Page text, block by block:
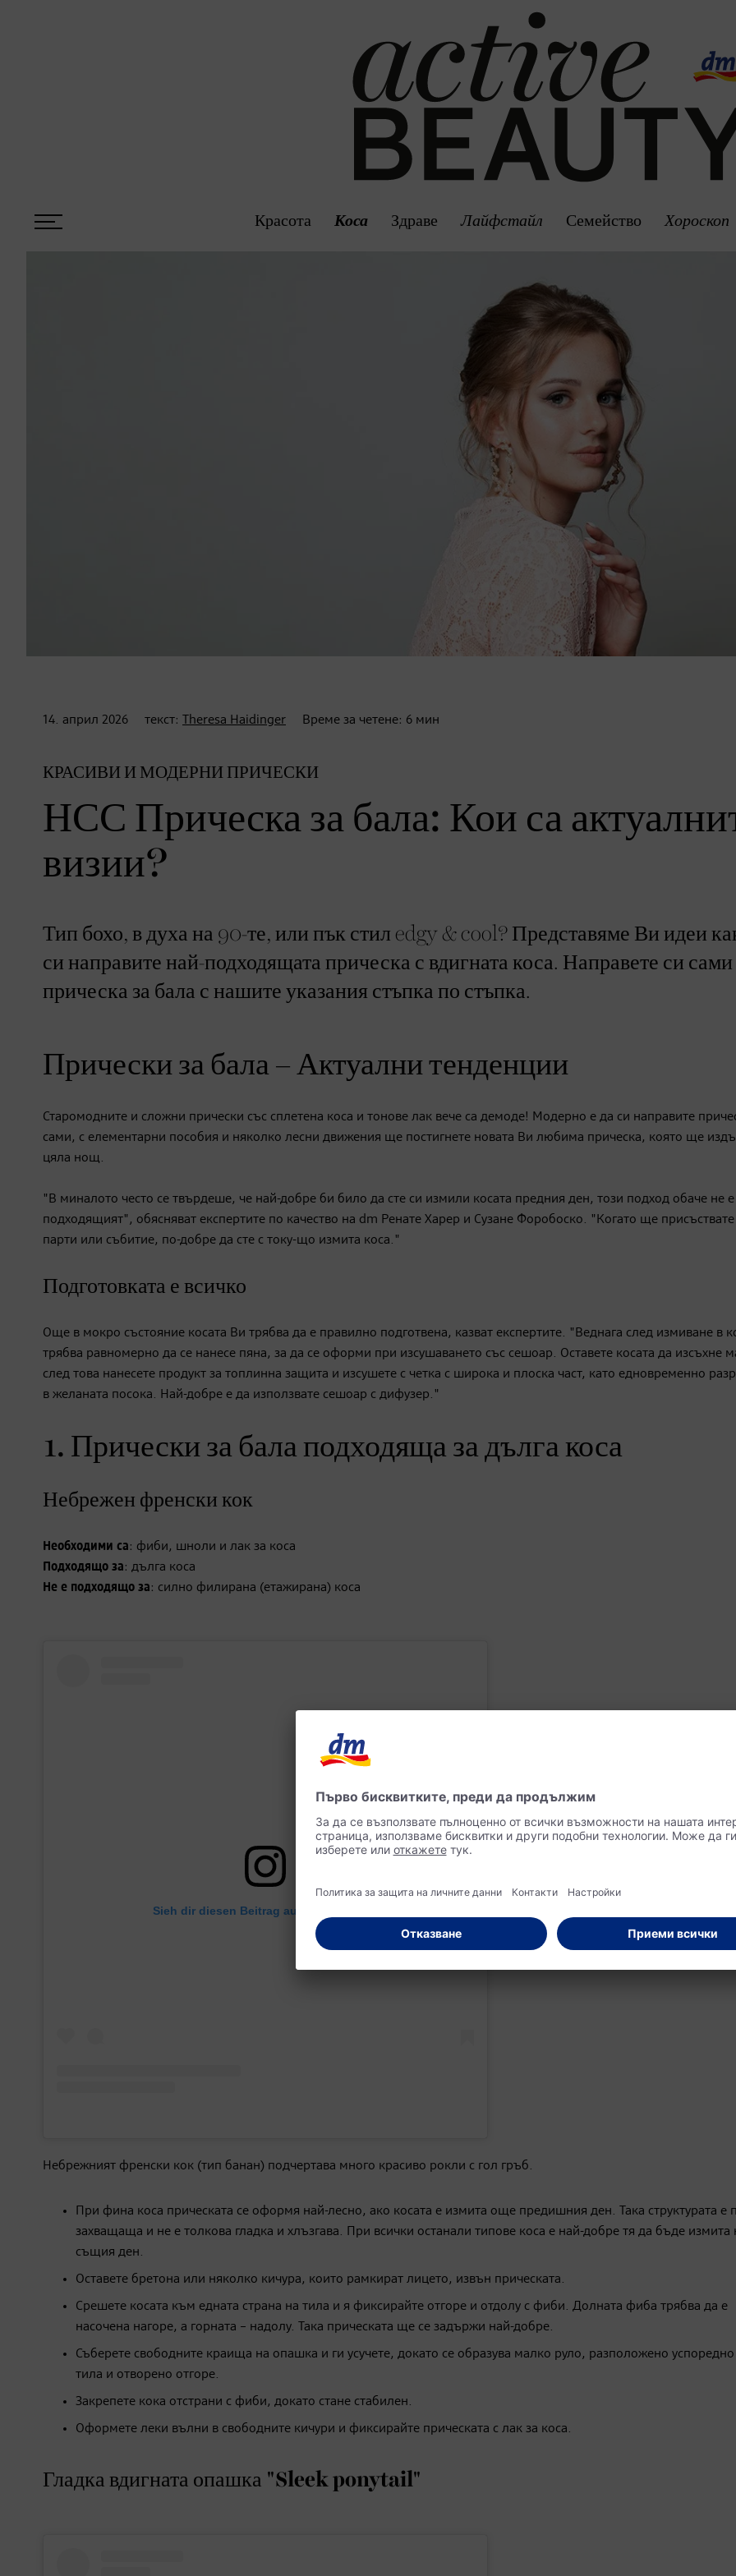
Красота Коса Здраве Лайфстайл Семейство Хороскоп
14. април 2026 текст: Theresa Haidinger Време за четене: 6 мин
КРАСИВИ И МОДЕРНИ ПРИЧЕСКИ
НСС Прическа за бала: Кои са
визии?
Тип бохо, в духа на 90-те, или пък стил edgy & cool? Представяме Ви идеи
си направите най-подходящата прическа с вдигната коса. Направете си сами
прическа за бала с нашите указания стъпка по стъпка.
Прически за бала – Актуални тенденции
Старомодните и сложни прически със сплетена коса и тонове лак вече са демоде! Модерно е да си направите
сами, с елементарни пособия и няколко лесни движения ще постигнете новата Ви любима прическа, която ще
цяла нощ.
"В миналото често се твърдеше, че най-добре би било да сте си измили косата предния ден, този подход обаче не
подходящият", обясняват експертите по качество на dm Ренате Харер и Сузане Форобоско. "Когато ще присъствате
парти или събитие, по-добре да сте с току-що измита коса."
Подготовката е всичко
Още в мокро състояние косата Ви трябва да е правилно подготвена, казват експертите. "Веднага след измиване в
трябва равномерно да се нанесе пяна, за да се оформи при изсушаването със сешоар. Оставете косата да изсъхне
след това нанесете продукт за топлинна защита и изсушете с четка с широка и плоска част, като едновременно
в желаната посока. Най-добре е да използвате сешоар с дифузер."
1. Прически за бала подходяща за дълга коса
Небрежен френски кок
Необходими са: фиби, шноли и лак за коса
Подходящо за: дълга коса
Не е подходящо за: силно филирана (етажирана) коса
Sieh dir diesen Beitrag auf Instagram an
Небрежният френски кок (тип банан) подчертава много красиво рокли с гол гръб.
При фина коса прическата се оформя най-лесно, ако косата е измита още предишния ден. Така структурата е
захващаща и не е толкова гладка и хлъзгава. При всички останали типове коса е най-добре тя да бъде измита
същия ден.
Оставете бретона или няколко кичура, които рамкират лицето, извън прическата.
Срешете косата към едната страна на тила и я фиксирайте отгоре и отдолу с фиби. Долната фиба трябва да е
насочена нагоре, а горната – надолу. Така прическата ще се задържи най-добре.
Съберете свободните краища на опашка и ги усучете, докато се образува малко руло, разположено успоредно
тила и отворено отгоре.
Закрепете кока отстрани с фиби, докато стане стабилен.
Оформете леки вълни в свободните кичури и фиксирайте прическата с лак за коса.
Гладка вдигната опашка "Sleek ponytail"